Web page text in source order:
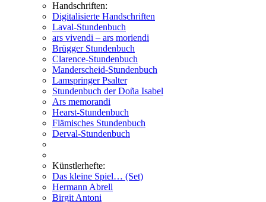
Handschriften:
Digitalisierte Handschriften
Laval-Stundenbuch
ars vivendi – ars moriendi
Brügger Stundenbuch
Clarence-Stundenbuch
Manderscheid-Stundenbuch
Lamspringer Psalter
Stundenbuch der Doña Isabel
Ars memorandi
Hearst-Stundenbuch
Flämisches Stundenbuch
Derval-Stundenbuch
Künstlerhefte:
Das kleine Spiel… (Set)
Hermann Abrell
Birgit Antoni